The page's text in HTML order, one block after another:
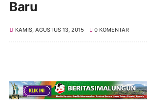
Baru
KAMIS, AGUSTUS 13, 2015 0 KOMENTAR